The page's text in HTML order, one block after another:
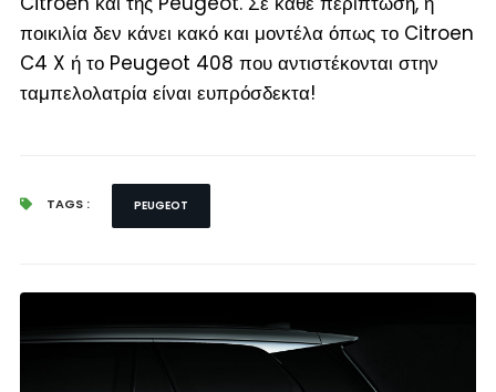
ποικιλία δεν κάνει κακό και μοντέλα όπως το Citroen
C4 X ή το Peugeot 408 που αντιστέκονται στην
ταμπελολατρία είναι ευπρόσδεκτα!
TAGS : PEUGEOT